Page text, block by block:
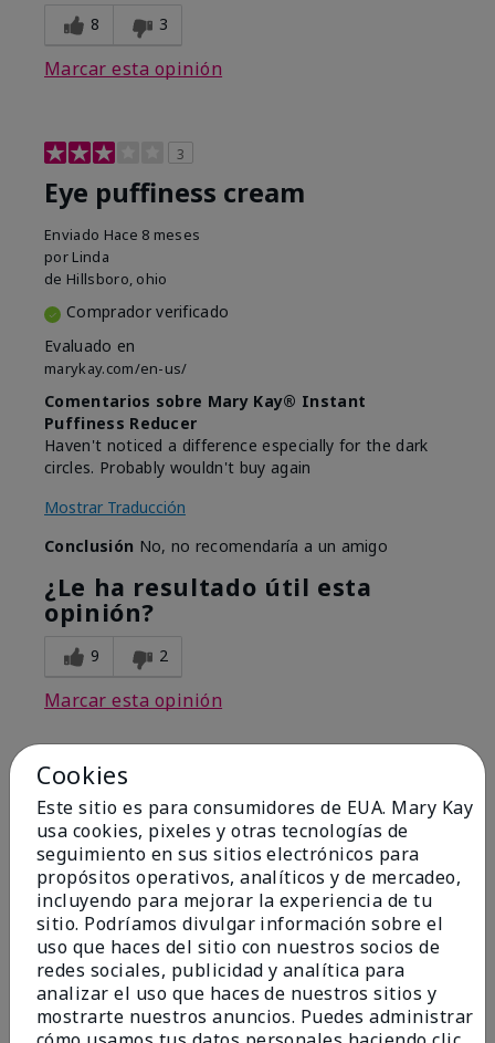
8 3
Marcar esta opinión
3
Eye puffiness cream
Enviado Hace 8 meses
por Linda
de Hillsboro, ohio
Comprador verificado
Evaluado en
marykay.com/en-us/
Comentarios sobre Mary Kay® Instant
Puffiness Reducer
Haven't noticed a difference especially for the dark
circles. Probably wouldn't buy again
Mostrar Traducción
Conclusión No, no recomendaría a un amigo
¿Le ha resultado útil esta
opinión?
9 2
Marcar esta opinión
Es Que Excelente y Trabaja al
instante ✨
EnviadoHace 8 meses
porMaricela Zaragoza
Little Rock
¿Eres tú: CBI
Comentarios sobre Mary Kay® Instant
Puffiness Reducer
Hoy justo me lo apliqué por qué tenía unas bolsas
Cookies
Este sitio es para consumidores de EUA. Mary Kay
usa cookies, pixeles y otras tecnologías de
seguimiento en sus sitios electrónicos para
propósitos operativos, analíticos y de mercadeo,
incluyendo para mejorar la experiencia de tu
sitio. Podríamos divulgar información sobre el
uso que haces del sitio con nuestros socios de
redes sociales, publicidad y analítica para
analizar el uso que haces de nuestros sitios y
mostrarte nuestros anuncios. Puedes administrar